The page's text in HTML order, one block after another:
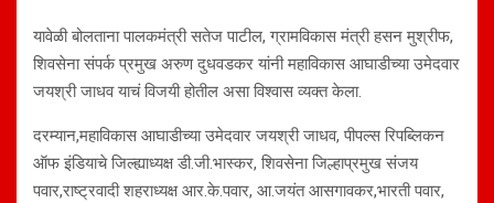
यावेळी बोलताना पालकमंत्री सतेज पाटील, ग्रामविकास मंत्री हसन मुश्रीफ,
शिवसेना संपर्क प्रमुख अरुण दुधवडकर यांनी महाविकास आघाडीच्या उमेदवार
जयश्री जाधव याचं विजयी होतील असा विश्वास व्यक्त केला.
दरम्यान,महाविकास आघाडीच्या उमेदवार जयश्री जाधव, पीपल्स रिपब्लिकन
ऑफ इंडियाचे जिल्ह्याध्यक्ष डी.जी.भास्कर, शिवसेना जिल्हाप्रमुख संजय
पवार,राष्ट्रवादी शहराध्यक्ष आर.के.पवार, आ.जयंत आसगावकर,भारती पवार,